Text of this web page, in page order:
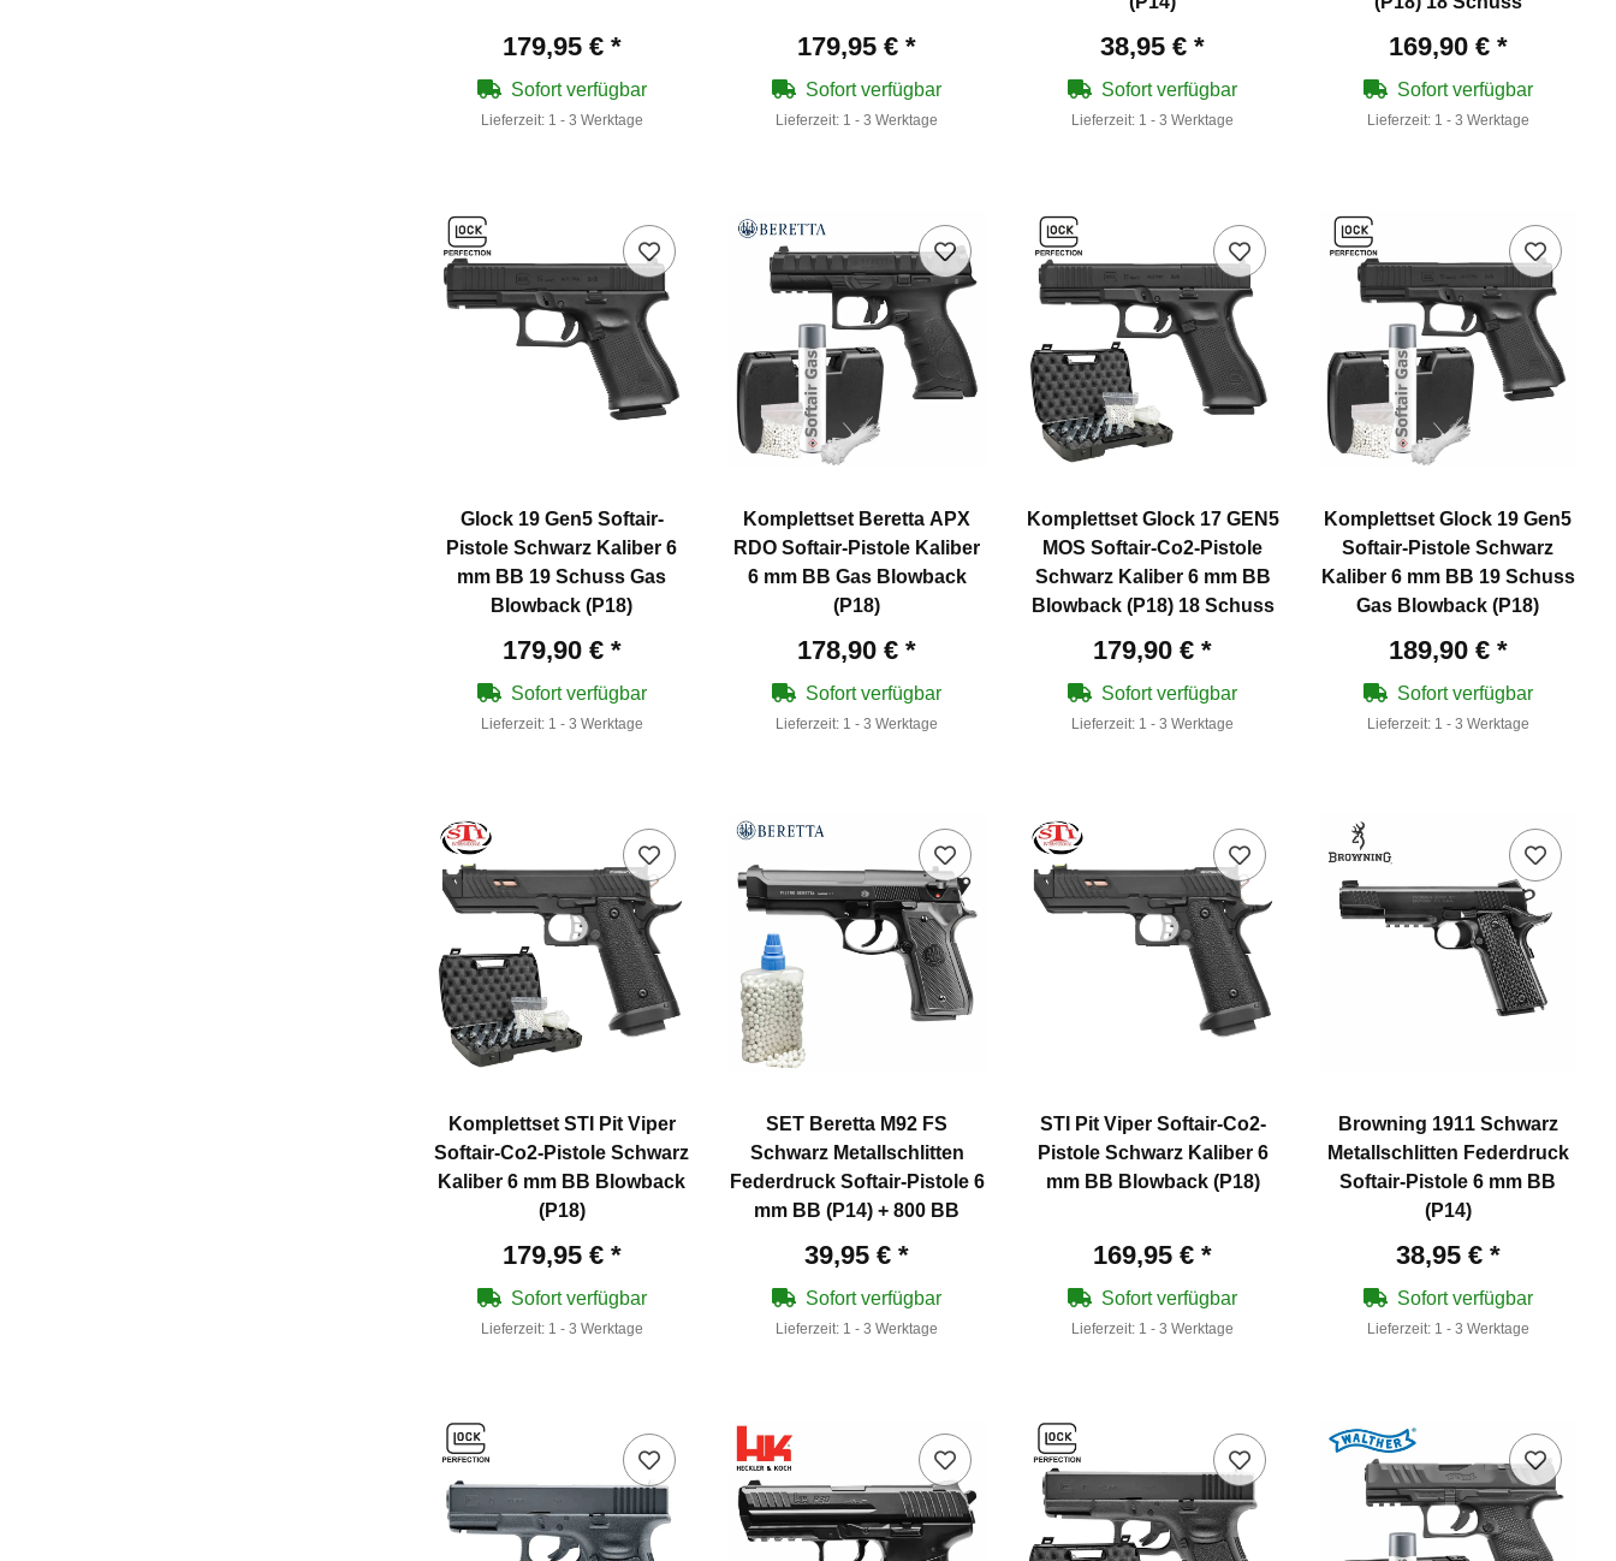
179,95 € *
Sofort verfügbar
Lieferzeit: 1 - 3 Werktage
179,95 €*
Sofort verfügbar
Lieferzeit: 1 - 3 Werktage
38,95 €*
Sofort verfügbar
Lieferzeit: 1 - 3 Werktage
169,90 € *
Sofort verfügbar
Lieferzeit: 1 - 3 Werktage
Glock 19 Gen5 Softair-
Pistole Schwarz Kaliber 6
mm BB 19 Schuss Gas
Blowback (P18)
179,90 € *
Sofort verfügbar
Lieferzeit: 1 - 3 Werktage
Komplettset Beretta APX
RDO Softair-Pistole Kaliber
6 mm BB Gas Blowback
(P18)
178,90 €*
Sofort verfügbar
Lieferzeit: 1 - 3 Werktage
Komplettset Glock 17 GEN5
MOS Softair-Co2-Pistole
Schwarz Kaliber 6 mm BB
Blowback (P18) 18 Schuss
179,90 €*
Sofort verfügbar
Lieferzeit: 1 - 3 Werktage
Komplettset Glock 19 Gen5
Softair-Pistole Schwarz
Kaliber 6 mm BB 19 Schuss
Gas Blowback (P18)
189,90 € *
Sofort verfügbar
Lieferzeit: 1 - 3 Werktage
Komplettset STI Pit Viper
Softair-Co2-Pistole Schwarz
Kaliber 6 mm BB Blowback
(P18)
179,95 € *
Sofort verfügbar
Lieferzeit: 1 - 3 Werktage
SET Beretta M92 FS
Schwarz Metallschlitten
Federdruck Softair-Pistole 6
mm BB (P14) + 800 BB
39,95 €*
Sofort verfügbar
Lieferzeit: 1 - 3 Werktage
STI Pit Viper Softair-Co2-
Pistole Schwarz Kaliber 6
mm BB Blowback (P18)
169,95 €*
Sofort verfügbar
Lieferzeit: 1 - 3 Werktage
Browning 1911 Schwarz
Metallschlitten Federdruck
Softair-Pistole 6 mm BB
(P14)
38,95 € *
Sofort verfügbar
Lieferzeit: 1 - 3 Werktage